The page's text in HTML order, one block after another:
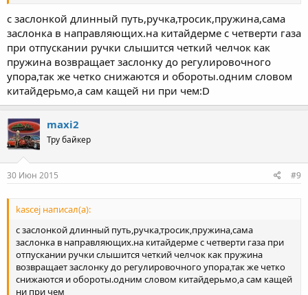
с заслонкой длинный путь,ручка,тросик,пружина,сама
заслонка в направляющих.на китайдерме с четверти газа
при отпускании ручки слышится четкий челчок как
пружина возвращает заслонку до регулировочного
упора,так же четко снижаются и обороты.одним словом
китайдерьмо,а сам кащей ни при чем:D
maxi2
Тру байкер
30 Июн 2015 #9
kascej написал(а):
с заслонкой длинный путь,ручка,тросик,пружина,сама
заслонка в направляющих.на китайдерме с четверти газа при
отпускании ручки слышится четкий челчок как пружина
возвращает заслонку до регулировочного упора,так же четко
снижаются и обороты.одним словом китайдерьмо,а сам кащей
ни при чем